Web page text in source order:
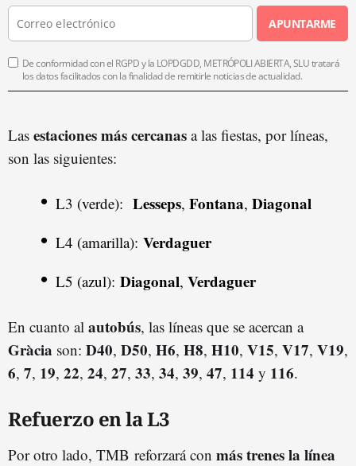
APUNTARME
De conformidad con el RGPD y la LOPDGDD, METRÓPOLI ABIERTA, SLU tratará
los datos facilitados con la finalidad de remitirle noticias de actualidad.
Las estaciones más cercanas a las fiestas, por líneas,
son las siguientes:
L3 (verde): Lesseps, Fontana, Diagonal
L4 (amarilla): Verdaguer
L5 (azul): Diagonal, Verdaguer
En cuanto al autobús, las líneas que se acercan a
Gràcia son: D40, D50, H6, H8, H10, V15, V17, V19,
6, 7, 19, 22, 24, 27, 33, 34, 39, 47, 114 y 116.
Refuerzo en la L3
Por otro lado, TMB reforzará con más trenes la línea